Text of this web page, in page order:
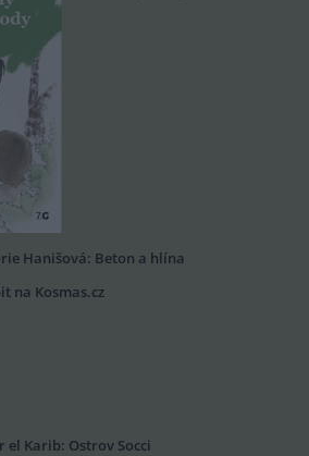
Hanišová: Beton a hlína
na Kosmas.cz
el Karib: Ostrov Socci